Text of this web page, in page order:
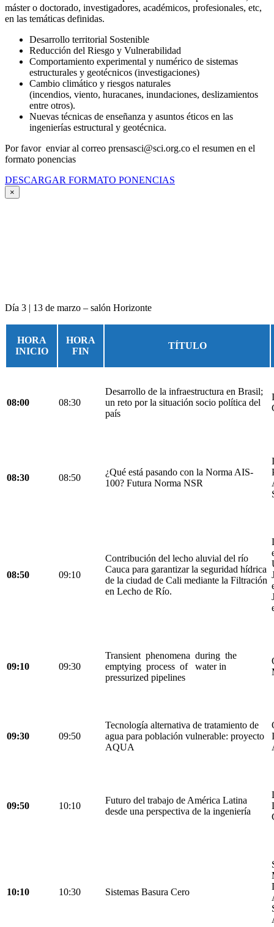
máster o doctorado, investigadores, académicos, profesionales, etc,
en las temáticas definidas.
Desarrollo territorial Sostenible
Reducción del Riesgo y Vulnerabilidad
Comportamiento experimental y numérico de sistemas
estructurales y geotécnicos (investigaciones)
Cambio climático y riesgos naturales
(incendios, viento, huracanes, inundaciones, deslizamientos
entre otros).
Nuevas técnicas de enseñanza y asuntos éticos en las
ingenierías estructural y geotécnica.
Por favor enviar al correo prensasci@sci.org.co el resumen en el
formato ponencias
DESCARGAR FORMATO PONENCIAS
×
Día 3 | 13 de marzo – salón Horizonte
HORA
INICIO
HORA
FIN
TÍTULO
08:00 08:30
Desarrollo de la infraestructura en Brasil;
un reto por la situación socio política del
país
08:30 08:50
¿Qué está pasando con la Norma AIS-
100? Futura Norma NSR
08:50 09:10
Contribución del lecho aluvial del río
Cauca para garantizar la seguridad hídrica
de la ciudad de Cali mediante la Filtración
en Lecho de Río.
09:10 09:30
Transient phenomena during the
emptying process of water in
pressurized pipelines
09:30 09:50
Tecnología alternativa de tratamiento de
agua para población vulnerable: proyecto
AQUA
09:50 10:10
Futuro del trabajo de América Latina
desde una perspectiva de la ingeniería
10:10 10:30 Sistemas Basura Cero